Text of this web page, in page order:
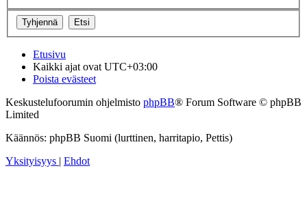
Etusivu
Kaikki ajat ovat UTC+03:00
Poista evästeet
Keskustelufoorumin ohjelmisto phpBB® Forum Software © phpBB
Limited
Käännös: phpBB Suomi (lurttinen, harritapio, Pettis)
Yksityisyys | Ehdot